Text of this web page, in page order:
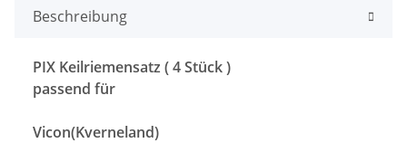
Beschreibung
PIX Keilriemensatz ( 4 Stück )
passend für
Vicon(Kverneland)